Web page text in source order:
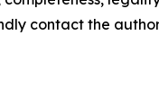
contact the